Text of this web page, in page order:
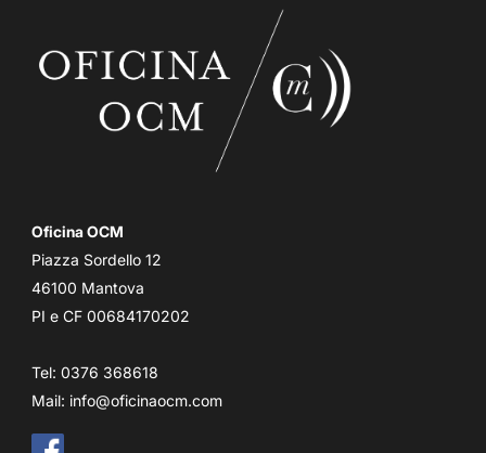
Oficina OCM
Piazza Sordello 12
46100 Mantova
PI e CF 00684170202
Tel: 0376 368618
Mail: info@oficinaocm.com